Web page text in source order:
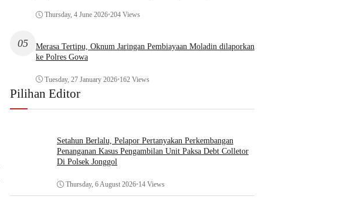
Thursday, 4 June 2026•204 Views
05
Merasa Tertipu, Oknum Jaringan Pembiayaan Moladin dilaporkan
ke Polres Gowa
Tuesday, 27 January 2026•162 Views
Pilihan Editor
Setahun Berlalu, Pelapor Pertanyakan Perkembangan
Penanganan Kasus Pengambilan Unit Paksa Debt Colletor
Di Polsek Jonggol
Thursday, 6 August 2026•14 Views